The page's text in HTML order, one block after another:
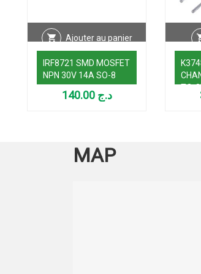
Ajouter au panier
IRF8721 SMD MOSFET
NPN 30V 14A SO-8
د.ج 140.00
TO-
MAP